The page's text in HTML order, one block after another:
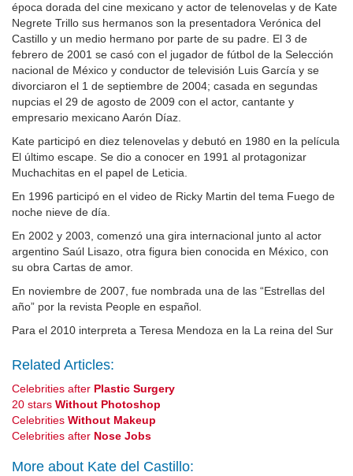
época dorada del cine mexicano y actor de telenovelas y de Kate
Negrete Trillo sus hermanos son la presentadora Verónica del
Castillo y un medio hermano por parte de su padre. El 3 de
febrero de 2001 se casó con el jugador de fútbol de la Selección
nacional de México y conductor de televisión Luis García y se
divorciaron el 1 de septiembre de 2004; casada en segundas
nupcias el 29 de agosto de 2009 con el actor, cantante y
empresario mexicano Aarón Díaz.
Kate participó en diez telenovelas y debutó en 1980 en la película
El último escape. Se dio a conocer en 1991 al protagonizar
Muchachitas en el papel de Leticia.
En 1996 participó en el video de Ricky Martin del tema Fuego de
noche nieve de día.
En 2002 y 2003, comenzó una gira internacional junto al actor
argentino Saúl Lisazo, otra figura bien conocida en México, con
su obra Cartas de amor.
En noviembre de 2007, fue nombrada una de las “Estrellas del
año” por la revista People en español.
Para el 2010 interpreta a Teresa Mendoza en la La reina del Sur
Related Articles:
Celebrities after Plastic Surgery
20 stars Without Photoshop
Celebrities Without Makeup
Celebrities after Nose Jobs
More about Kate del Castillo: